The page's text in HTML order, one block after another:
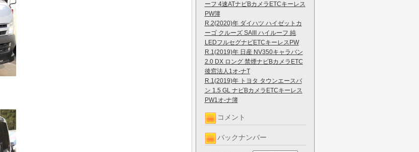
ーフ 4速ATナビBカメラETCキーレス
PW簿
R.2(2020)年 ダイハツ ハイゼットカ
ーゴ クルーズ SAIII ハイルーフ 純
LEDフルセグナビETCキーレスPW
R.1(2019)年 日産 NV350キャラバン
2.0 DX ロング 禁煙ナビBカメラETC
後窓法人1オ-ナT
R.1(2019)年 トヨタ タウンエースバ
ン 1.5 GL ナビBカメラETCキーレス
PW1オ-ナ簿
コメント
バックナンバー